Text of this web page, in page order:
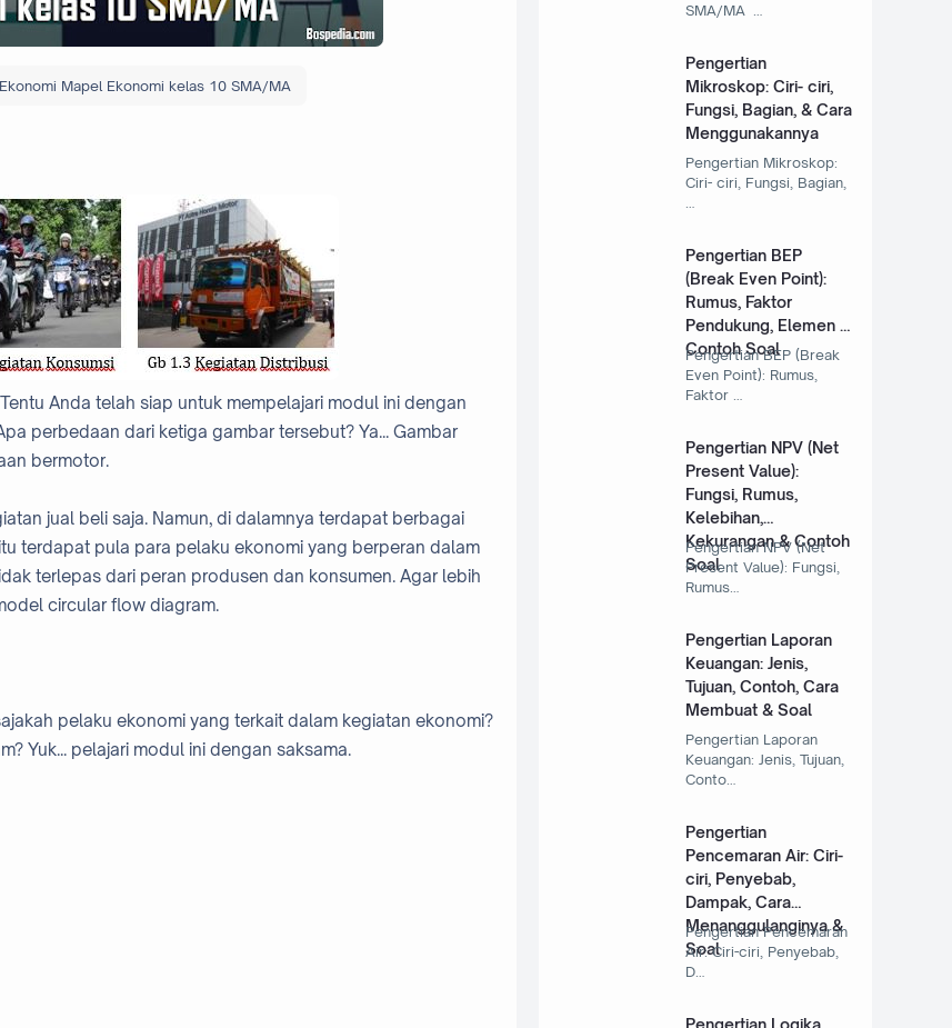
Mapel Ekonomi kelas 10 SMA/MA
Anda telah siap untuk mempelajari modul ini dengan
perbedaan dari ketiga gambar tersebut? Ya... Gambar
bermotor.
jual beli saja. Namun, di dalamnya terdapat berbagai
terdapat pula para pelaku ekonomi yang berperan dalam
terlepas dari peran produsen dan konsumen. Agar lebih
circular flow diagram.
pelaku ekonomi yang terkait dalam kegiatan ekonomi?
Yuk... pelajari modul ini dengan saksama.
SMA/MA …
Pengertian
Mikroskop: Ciri- ciri,
Fungsi, Bagian, & Cara
Menggunakannya
Pengertian Mikroskop:
Ciri- ciri, Fungsi, Bagian,
Pengertian BEP
(Break Even Point):
Rumus, Faktor
Pendukung, Elemen &
Contoh Soal
Pengertian BEP (Break
Even Point): Rumus,
Faktor …
Pengertian NPV (Net
Present Value):
Fungsi, Rumus,
Kelebihan,
Kekurangan & Contoh
Soal
Pengertian NPV (Net
Present Value): Fungsi,
Rumus…
Pengertian Laporan
Keuangan: Jenis,
Tujuan, Contoh, Cara
Membuat & Soal
Pengertian Laporan
Keuangan: Jenis, Tujuan,
Conto…
Pengertian
Pencemaran Air: Ciri-
ciri, Penyebab,
Dampak, Cara
Menanggulanginya &
Soal
Pengertian Pencemaran
Air: Ciri-ciri, Penyebab,
D…
Pengertian Logika